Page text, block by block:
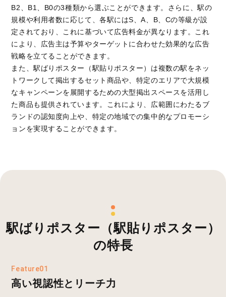
B2、B1、B0の3種類から選ぶことができます。さらに、駅の
規模や利用者数に応じて、各駅にはS、A、B、Cの等級が設
定されており、これに基づいて広告料金が異なります。これ
により、広告主は予算やターゲットに合わせた効果的な広告
戦略を立てることができます。
また、駅ばりポスター（駅貼りポスター）は複数の駅をネッ
トワークして掲出するセット商品や、特定のエリアで大規模
なキャンペーンを展開するための大型掲出スペースを活用し
た商品も提供されています。これにより、広範囲にわたるブ
ランドの認知度向上や、特定の地域での集中的なプロモーシ
ョンを実現することができます。
駅ばりポスター（駅貼りポスター）
の特長
Feature01
高い視認性とリーチ力